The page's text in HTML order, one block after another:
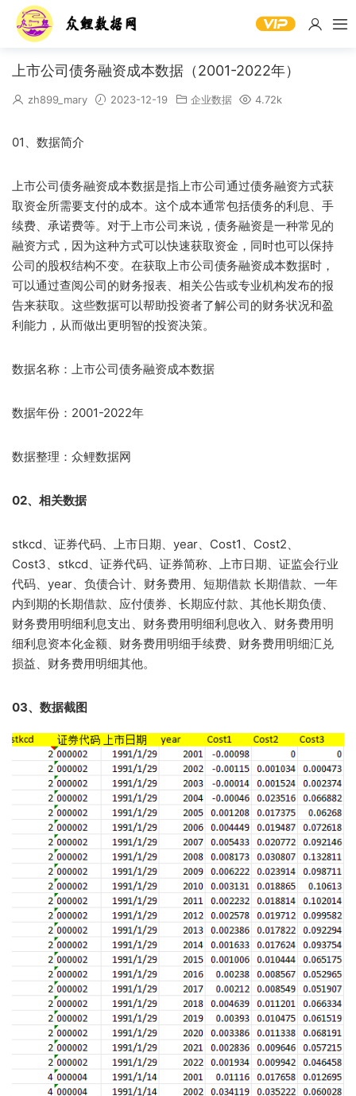
上市公司债务融资成本数据（2001-2022年）
zh899_mary 2023-12-19 企业数据 4.72k
01、数据简介
上市公司债务融资成本数据是指上市公司通过债务融资方式获
取资金所需要支付的成本。这个成本通常包括债务的利息、手
续费、承诺费等。对于上市公司来说，债务融资是一种常见的
融资方式，因为这种方式可以快速获取资金，同时也可以保持
公司的股权结构不变。在获取上市公司债务融资成本数据时，
可以通过查阅公司的财务报表、相关公告或专业机构发布的报
告来获取。这些数据可以帮助投资者了解公司的财务状况和盈
利能力，从而做出更明智的投资决策。
数据名称：上市公司债务融资成本数据
数据年份：2001-2022年
数据整理：众鲤数据网
02、相关数据
stkcd、证券代码、上市日期、year、Cost1、Cost2、
Cost3、stkcd、证券代码、证券简称、上市日期、证监会行业
代码、year、负债合计、财务费用、短期借款 长期借款、一年
内到期的长期借款、应付债券、长期应付款、其他长期负债、
财务费用明细利息支出、财务费用明细利息收入、财务费用明
细利息资本化金额、财务费用明细手续费、财务费用明细汇兑
损益、财务费用明细其他。
03、数据截图